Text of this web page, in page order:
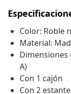
Color: Roble
Material:
Dimensiones
A)
Con 1 cajón
Con 2